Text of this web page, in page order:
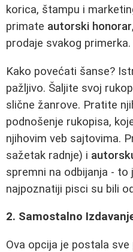
korica, štampu i
primate autorski honorar
prodaje svakog primerka.
Kako povećati šanse?
pažljivo. Šaljite svoj
slične žanrove. Pratite
podnošenje rukopisa,
njihovim veb sajtovima.
sažetak radnje) i
spremni na odbijanja - to
najpoznatiji pisci su bili
2. Samostalno
Ova opcija je postala